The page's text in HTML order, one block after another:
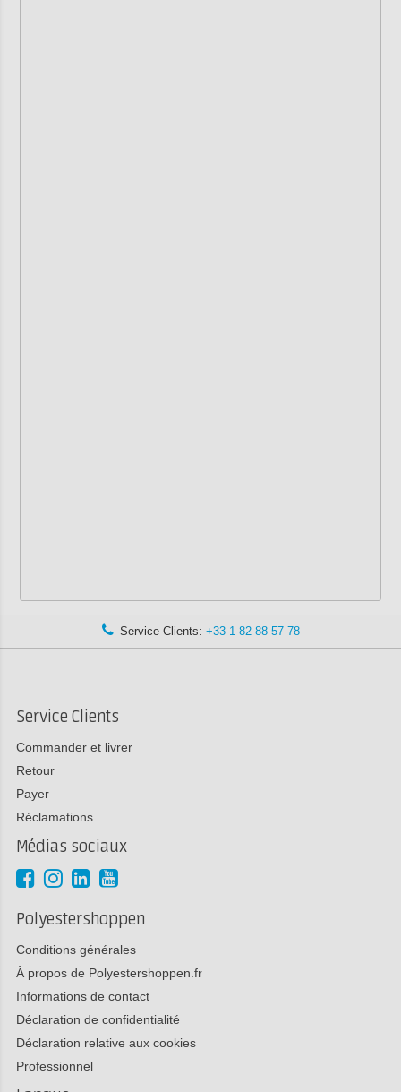
Service Clients: +33 1 82 88 57 78
Service Clients
Commander et livrer
Retour
Payer
Réclamations
Médias sociaux
Polyestershoppen
Conditions générales
À propos de Polyestershoppen.fr
Informations de contact
Déclaration de confidentialité
Déclaration relative aux cookies
Professionnel